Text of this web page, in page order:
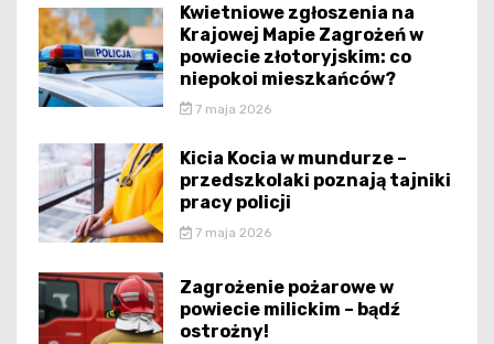
Kwietniowe zgłoszenia na
Krajowej Mapie Zagrożeń w
powiecie złotoryjskim: co
niepokoi mieszkańców?
7 maja 2026
Kicia Kocia w mundurze –
przedszkolaki poznają tajniki
pracy policji
7 maja 2026
Zagrożenie pożarowe w
powiecie milickim – bądź
ostrożny!